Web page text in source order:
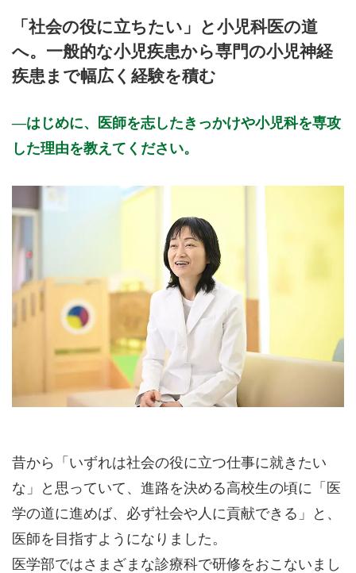
「社会の役に立ちたい」と小児科医の道
へ。一般的な小児疾患から専門の小児神経
疾患まで幅広く経験を積む
はじめに、医師を志したきっかけや小児科を専攻
した理由を教えてください。
昔から「いずれは社会の役に立つ仕事に就きたい
な」と思っていて、進路を決める高校生の頃に「医
学の道に進めば、必ず社会や人に貢献できる」と、
医師を目指すようになりました。
医学部ではさまざまな診療科で研修をおこないまし